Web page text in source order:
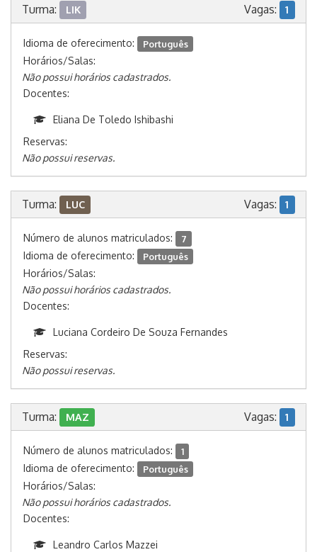
Turma: LIK Vagas: 1
Idioma de oferecimento: Português
Horários/Salas:
Não possui horários cadastrados.
Docentes:
Eliana De Toledo Ishibashi
Reservas:
Não possui reservas.
Turma: LUC Vagas: 1
Número de alunos matriculados: 7
Idioma de oferecimento: Português
Horários/Salas:
Não possui horários cadastrados.
Docentes:
Luciana Cordeiro De Souza Fernandes
Reservas:
Não possui reservas.
Turma: MAZ Vagas: 1
Número de alunos matriculados: 1
Idioma de oferecimento: Português
Horários/Salas:
Não possui horários cadastrados.
Docentes:
Leandro Carlos Mazzei